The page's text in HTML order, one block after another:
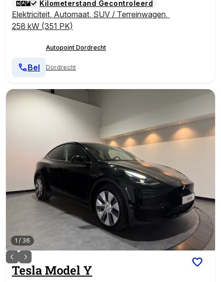
Kilometerstand Gecontroleerd
Elektriciteit, Automaat, SUV / Terreinwagen,
258 kW (351 PK)
Autopoint Dordrecht
Dordrecht
Bel
1 / 36
TeslaModel Y